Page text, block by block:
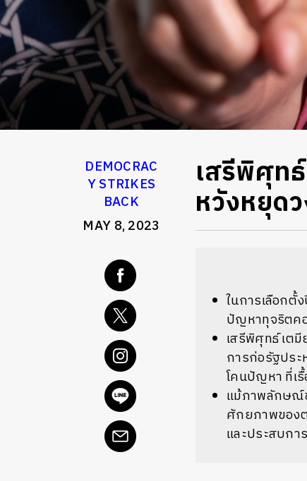
DEMOCRAC
Y STRIKES
BACK
MAY 8, 2023
เสรีพิศุท
หวังหยุด
ในการเลือกตั้
ปัญหาทุจริตค
เสรีพิศุทธ์ เต
การก่อรัฐประ
โคนปัญหา ที่เ
แม้ภาพลักษณ์
ศักยภาพของ
และประสบก